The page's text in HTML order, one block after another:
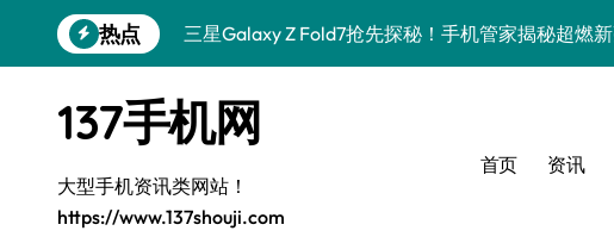
到
热点
三星Galaxy Z Fold7抢先探秘！手机管家揭秘超燃
S24+上新！手机美颜神器解锁
S26+颜值暴击！机皇美颜秘籍大公开
A56 5G登场，刷新三星时尚新高度！
137手机网
大型手机资讯类网站！
https://www.137shouji.com
首页 资讯